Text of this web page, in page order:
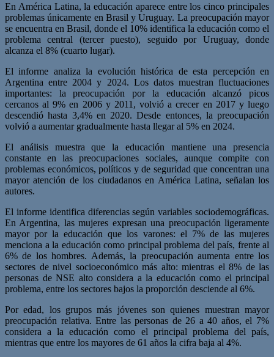
En América Latina, la educación aparece entre los cinco principales
problemas únicamente en Brasil y Uruguay. La preocupación mayor
se encuentra en Brasil, donde el 10% identifica la educación como el
problema central (tercer puesto), seguido por Uruguay, donde
alcanza el 8% (cuarto lugar).
El informe analiza la evolución histórica de esta percepción en
Argentina entre 2004 y 2024. Los datos muestran fluctuaciones
importantes: la preocupación por la educación alcanzó picos
cercanos al 9% en 2006 y 2011, volvió a crecer en 2017 y luego
descendió hasta 3,4% en 2020. Desde entonces, la preocupación
volvió a aumentar gradualmente hasta llegar al 5% en 2024.
El análisis muestra que la educación mantiene una presencia
constante en las preocupaciones sociales, aunque compite con
problemas económicos, políticos y de seguridad que concentran una
mayor atención de los ciudadanos en América Latina, señalan los
autores.
El informe identifica diferencias según variables sociodemográficas.
En Argentina, las mujeres expresan una preocupación ligeramente
mayor por la educación que los varones: el 7% de las mujeres
menciona a la educación como principal problema del país, frente al
6% de los hombres. Además, la preocupación aumenta entre los
sectores de nivel socioeconómico más alto: mientras el 8% de las
personas de NSE alto considera a la educación como el principal
problema, entre los sectores bajos la proporción desciende al 6%.
Por edad, los grupos más jóvenes son quienes muestran mayor
preocupación relativa. Entre las personas de 26 a 40 años, el 7%
considera a la educación como el principal problema del país,
mientras que entre los mayores de 61 años la cifra baja al 4%.